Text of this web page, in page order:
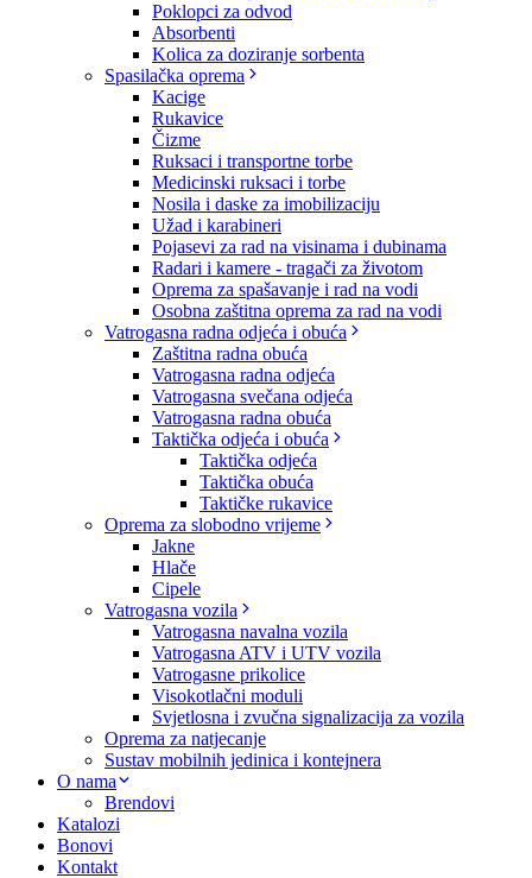
Poklopci za odvod
Absorbenti
Kolica za doziranje sorbenta
Spasilačka oprema
Kacige
Rukavice
Čizme
Ruksaci i transportne torbe
Medicinski ruksaci i torbe
Nosila i daske za imobilizaciju
Užad i karabineri
Pojasevi za rad na visinama i dubinama
Radari i kamere - tragači za životom
Oprema za spašavanje i rad na vodi
Osobna zaštitna oprema za rad na vodi
Vatrogasna radna odjeća i obuća
Zaštitna radna obuća
Vatrogasna radna odjeća
Vatrogasna svečana odjeća
Vatrogasna radna obuća
Taktička odjeća i obuća
Taktička odjeća
Taktička obuća
Taktičke rukavice
Oprema za slobodno vrijeme
Jakne
Hlače
Cipele
Vatrogasna vozila
Vatrogasna navalna vozila
Vatrogasna ATV i UTV vozila
Vatrogasne prikolice
Visokotlačni moduli
Svjetlosna i zvučna signalizacija za vozila
Oprema za natjecanje
Sustav mobilnih jedinica i kontejnera
O nama
Brendovi
Katalozi
Bonovi
Kontakt